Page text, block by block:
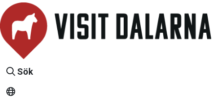
Sök